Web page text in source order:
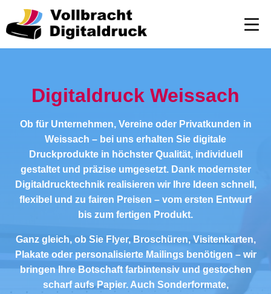
Digitaldruck Weissach
Ob für Unternehmen, Vereine oder Privatkunden in
Weissach – bei uns erhalten Sie digitale
Druckprodukte in höchster Qualität, individuell
gestaltet und präzise umgesetzt. Dank modernster
Digitaldrucktechnik realisieren wir Ihre Ideen schnell,
flexibel und zu fairen Preisen – vom ersten Entwurf
bis zum fertigen Produkt.
Ganz gleich, ob Sie Flyer, Broschüren, Visitenkarten,
Plakate oder personalisierte Mailings benötigen – wir
bringen Ihre Botschaft farbintensiv und gestochen
scharf aufs Papier. Auch Sonderformate,